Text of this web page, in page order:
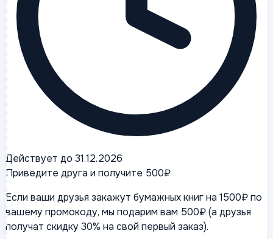
Действует до 31.12.2026
Приведите друга и получите 500₽
Если ваши друзья закажут бумажных книг на 1500₽ по
вашему промокоду, мы подарим вам 500₽ (а друзья
получат скидку 30% на свой первый заказ).